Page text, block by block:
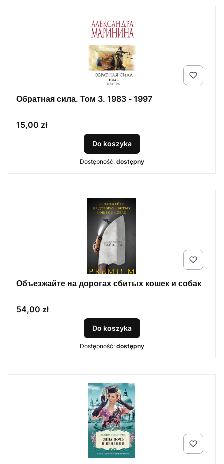
Обратная сила. Том 3. 1983 - 1997
Cena
15,00 zł
Do koszyka
Dostępność: dostępny
Объезжайте на дорогах сбитых кошек и собак
Cena
54,00 zł
Do koszyka
Dostępność: dostępny